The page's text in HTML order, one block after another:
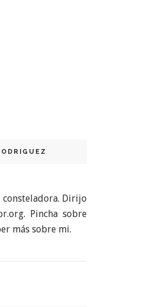
consteladora. Dirijo
Pincha sobre
más sobre mi.